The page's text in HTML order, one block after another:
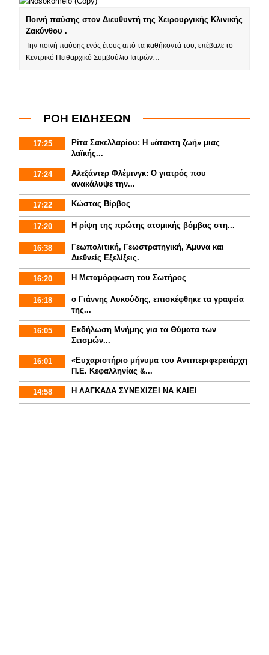
Ποινή παύσης στον Διευθυντή της Χειρουργικής Κλινικής
Ζακύνθου .
Την ποινή παύσης ενός έτους από τα καθήκοντά του, επέβαλε το
Κεντρικό Πειθαρχικό Συμβούλιο Ιατρών…
ΡΟΗ ΕΙΔΗΣΕΩΝ
17:25
Ρίτα Σακελλαρίου: Η «άτακτη ζωή» μιας
λαϊκής...
17:24
Αλεξάντερ Φλέμινγκ: Ο γιατρός που
ανακάλυψε την...
17:22 Κώστας Βίρβος
17:20 Η ρίψη της πρώτης ατομικής βόμβας στη...
16:38
Γεωπολιτική, Γεωστρατηγική, Άμυνα και
Διεθνείς Εξελίξεις.
16:20 Η Μεταμόρφωση του Σωτήρος
16:18
ο Γιάννης Λυκούδης, επισκέφθηκε τα γραφεία
της...
16:05
Εκδήλωση Μνήμης για τα Θύματα των
Σεισμών...
16:01
«Ευχαριστήριο μήνυμα του Αντιπεριφερειάρχη
Π.Ε. Κεφαλληνίας &...
14:58 Η ΛΑΓΚΑΔΑ ΣΥΝΕΧΙΖΕΙ ΝΑ ΚΑΙΕΙ